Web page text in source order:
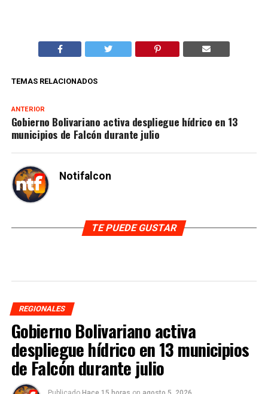
TEMAS RELACIONADOS
ANTERIOR
Gobierno Bolivariano activa despliegue hídrico en 13
municipios de Falcón durante julio
Notifalcon
TE PUEDE GUSTAR
REGIONALES
Gobierno Bolivariano activa
despliegue hídrico en 13 municipios
de Falcón durante julio